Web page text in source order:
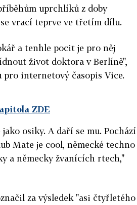
uprchlíků z doby
vrací teprve ve třetím dílu.
a tenhle pocit je pro něj
život doktora v Berlíně",
pro internetový časopis Vice.
ZDE
osiky. A daří se mu. Pochází
Mate je cool, německé techno
a německy žvanících rtech,"
za výsledek "asi čtyřletého